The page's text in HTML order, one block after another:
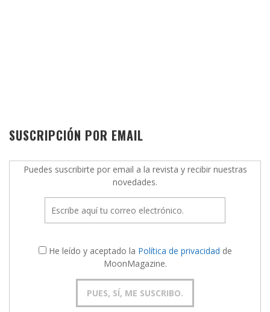
SUSCRIPCIÓN POR EMAIL
Puedes suscribirte por email a la revista y recibir nuestras
novedades.
He leído y aceptado la Política de privacidad de
MoonMagazine.